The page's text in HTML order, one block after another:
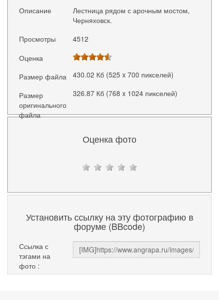
Описание
Лестница рядом с арочным мостом,
Черняховск.
Просмотры
4512
Оценка
Размер файла
430.02 Кб (525 x 700 пикселей)
Размер
оригинального
файла
326.87 Кб (768 x 1024 пикселей)
Оценка фото
Установить ссылку на эту фотографию в
форуме (BBcode)
Ссылка с
тэгами на
фото :